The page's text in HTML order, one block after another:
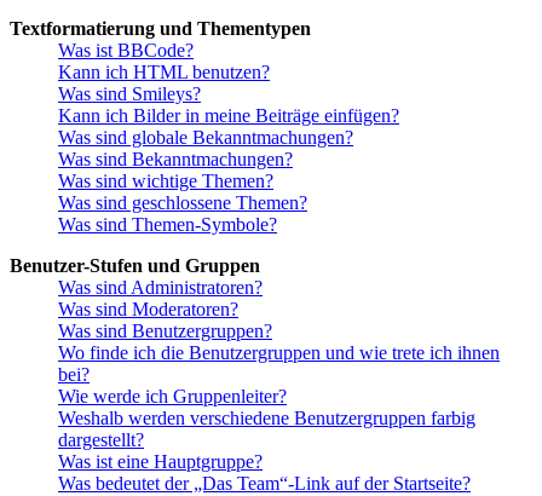
Textformatierung und Thementypen
Was ist BBCode?
Kann ich HTML benutzen?
Was sind Smileys?
Kann ich Bilder in meine Beiträge einfügen?
Was sind globale Bekanntmachungen?
Was sind Bekanntmachungen?
Was sind wichtige Themen?
Was sind geschlossene Themen?
Was sind Themen-Symbole?
Benutzer-Stufen und Gruppen
Was sind Administratoren?
Was sind Moderatoren?
Was sind Benutzergruppen?
Wo finde ich die Benutzergruppen und wie trete ich ihnen
bei?
Wie werde ich Gruppenleiter?
Weshalb werden verschiedene Benutzergruppen farbig
dargestellt?
Was ist eine Hauptgruppe?
Was bedeutet der „Das Team“-Link auf der Startseite?